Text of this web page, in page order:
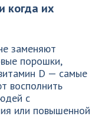
когда их
заменяют
порошки,
D — самые
восполнить
с
или повышенной